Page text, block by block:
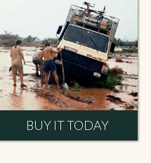
BUY IT TODAY